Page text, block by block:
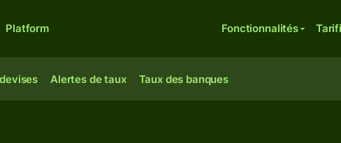
Platform Fonctionnalités
Alertes de taux Taux des banques